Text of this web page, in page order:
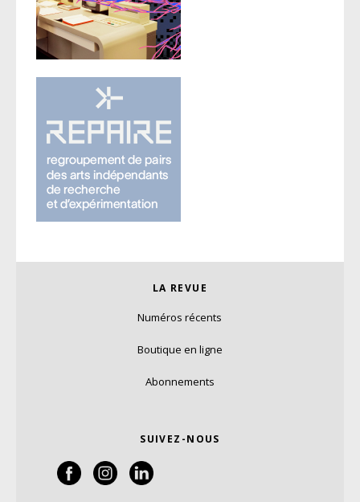
LA REVUE
Numéros récents
Boutique en ligne
Abonnements
SUIVEZ-NOUS